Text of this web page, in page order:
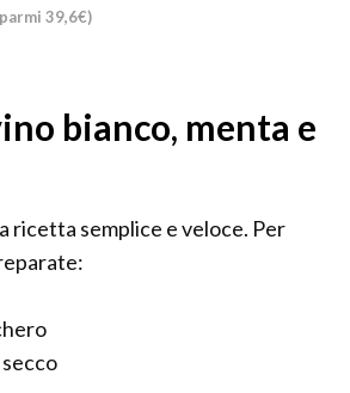
39,6€)
bianco, menta e
ricetta semplice e veloce. Per